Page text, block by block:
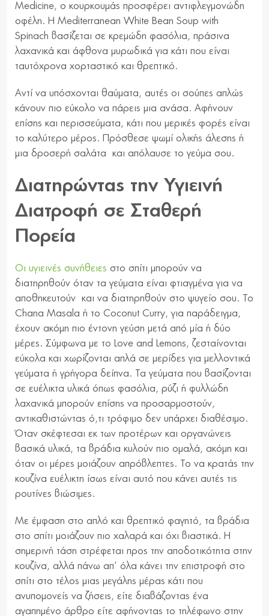
Medicine, ο κουρκουμάς προσφέρει αντιφλεγμονώδη
οφέλη. Η Mediterranean White Bean Soup with
Spinach βασίζεται σε κρεμώδη φασόλια, πράσινα
λαχανικά και άφθονα μυρωδικά για κάτι που είναι
ταυτόχρονα χορταστικό και θρεπτικό.
Αντί να υπόσχονται θαύματα, αυτές οι σούπες απλώς
κάνουν πιο εύκολο να πάρεις μια ανάσα. Αφήνουν
επίσης και περισσεύματα, κάτι που μερικές φορές είναι
το καλύτερο μέρος. Πρόσθεσε ψωμί ολικής άλεσης ή
μια δροσερή σαλάτα και απόλαυσε το γεύμα σου.
Διατηρώντας την Υγιεινή
Διατροφή σε Σταθερή
Πορεία
Οι υγιεινές συνήθειες στο σπίτι μπορούν να
διατηρηθούν όταν τα γεύματα είναι φτιαγμένα για να
αποθηκευτούν και να διατηρηθούν στο ψυγείο σου. Το
Chana Masala ή το Coconut Curry, για παράδειγμα,
έχουν ακόμη πιο έντονη γεύση μετά από μία ή δύο
μέρες. Σύμφωνα με το Love and Lemons, ζεσταίνονται
εύκολα και χωρίζονται απλά σε μερίδες για μελλοντικά
γεύματα ή γρήγορα δείπνα. Τα γεύματα που βασίζονται
σε ευέλικτα υλικά όπως φασόλια, ρύζι ή φυλλώδη
λαχανικά μπορούν επίσης να προσαρμοστούν,
αντικαθιστώντας ό,τι τρόφιμο δεν υπάρχει διαθέσιμο.
Όταν σκέφτεσαι εκ των προτέρων και οργανώνεις
βασικά υλικά, τα βράδια κυλούν πιο ομαλά, ακόμη και
όταν οι μέρες μοιάζουν απρόβλεπτες. Το να κρατάς την
κουζίνα ευέλικτη ίσως είναι αυτό που κάνει αυτές τις
ρουτίνες βιώσιμες.
Με έμφαση στο απλό και θρεπτικό φαγητό, τα βράδια
στο σπίτι μοιάζουν πιο χαλαρά και όχι βιαστικά. Η
σημερινή τάση στρέφεται προς την αποδοτικότητα στην
κουζίνα, αλλά πάνω απ’ όλα κάνει την επιστροφή στο
σπίτι στο τέλος μιας μεγάλης μέρας κάτι που
ανυπομονείς να ζήσεις, είτε διαβάζοντας ένα
αγαπημένο άρθρο είτε αφήνοντας το τηλέφωνο στην